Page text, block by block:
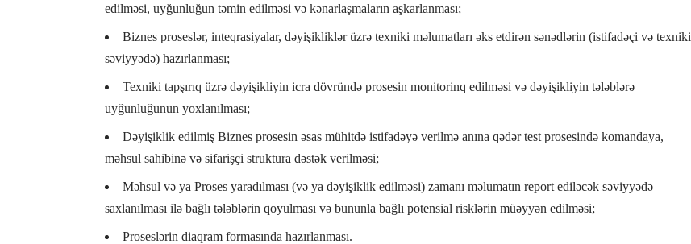
edilməsi, uyğunluğun təmin edilməsi və kənarlaşmaların aşkarlanması;
Biznes proseslər, inteqrasiyalar, dəyişikliklər üzrə texniki məlumatları əks etdirən sənədlərin (istifadəçi və texniki
səviyyədə) hazırlanması;
Texniki tapşırıq üzrə dəyişikliyin icra dövründə prosesin monitorinq edilməsi və dəyişikliyin tələblərə
uyğunluğunun yoxlanılması;
Dəyişiklik edilmiş Biznes prosesin əsas mühitdə istifadəyə verilmə anına qədər test prosesində komandaya,
məhsul sahibinə və sifarişçi struktura dəstək verilməsi;
Məhsul və ya Proses yaradılması (və ya dəyişiklik edilməsi) zamanı məlumatın report ediləcək səviyyədə
saxlanılması ilə bağlı tələblərin qoyulması və bununla bağlı potensial risklərin müəyyən edilməsi;
Proseslərin diaqram formasında hazırlanması.